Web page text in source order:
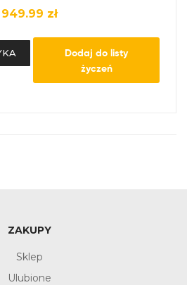
949.99 zł
Dodaj do listy
życzeń
ZAKUPY
Sklep
Ulubione